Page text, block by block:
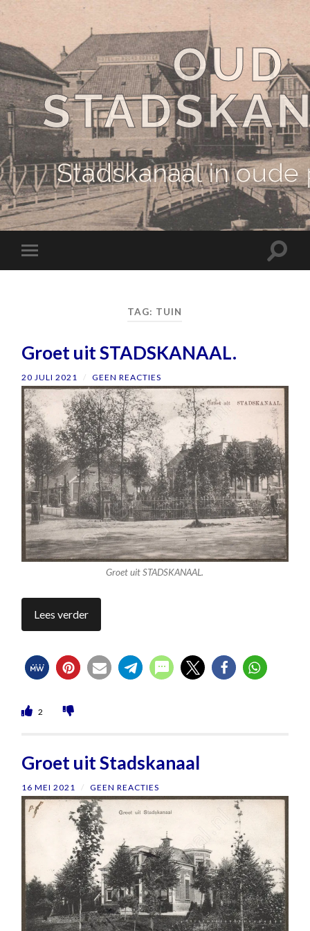
OUD
Stadskanaal in oude
Schakel
naar
TAG: TUIN
Groet uit STADSKANAAL.
20 JULI 2021 / GEEN REACTIES
Groet uit STADSKANAAL.
Lees verder
2
Groet uit Stadskanaal
16 MEI 2021 / GEEN REACTIES